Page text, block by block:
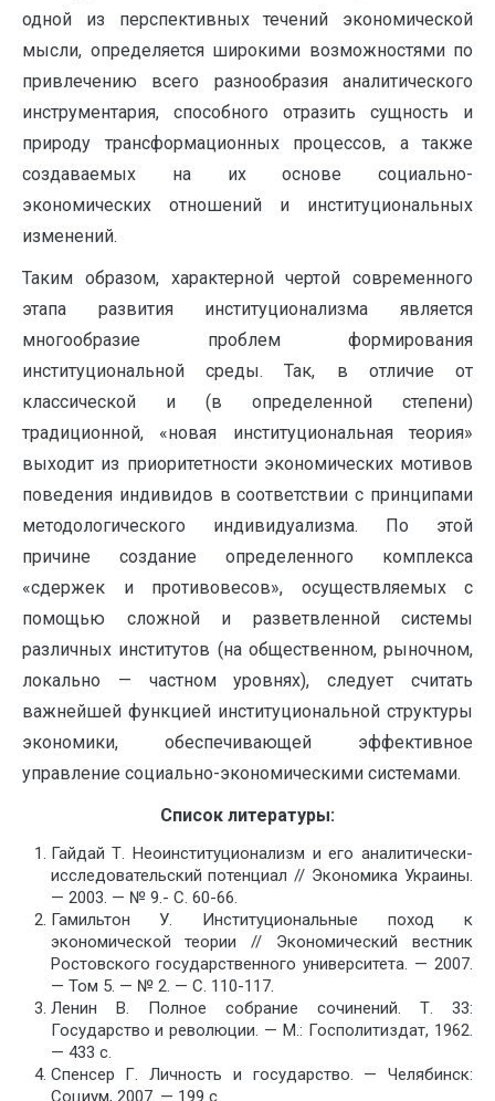
одной из перспективных течений экономической
мысли, определяется широкими возможностями по
привлечению всего разнообразия аналитического
инструментария, способного отразить сущность и
природу трансформационных процессов, а также
создаваемых на их основе социально-
экономических отношений и институциональных
изменений.
Таким образом, характерной чертой современного
этапа развития институционализма является
многообразие проблем формирования
институциональной среды. Так, в отличие от
классической и (в определенной степени)
традиционной, «новая институциональная теория»
выходит из приоритетности экономических мотивов
поведения индивидов в соответствии с принципами
методологического индивидуализма. По этой
причине создание определенного комплекса
«сдержек и противовесов», осуществляемых с
помощью сложной и разветвленной системы
различных институтов (на общественном, рыночном,
локально — частном уровнях), следует считать
важнейшей функцией институциональной структуры
экономики, обеспечивающей эффективное
управление социально-экономическими системами.
Список литературы:
Гайдай Т. Неоинституционализм и его аналитически-
исследовательский потенциал // Экономика Украины.
— 2003. — № 9.- С. 60-66.
Гамильтон У. Институциональные поход к
экономической теории // Экономический вестник
Ростовского государственного университета. — 2007.
— Том 5. — № 2. — С. 110-117.
Ленин В. Полное собрание сочинений. Т. 33:
Государство и революции. — М.: Госполитиздат, 1962.
— 433 с.
Спенсер Г. Личность и государство. — Челябинск:
Социум, 2007. — 199 с.